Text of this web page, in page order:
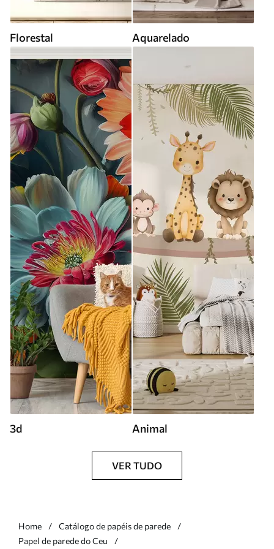
Florestal Aquarelado
3d Animal
VER TUDO
Home
Catálogo de papéis de parede
Papel de parede do Ceu